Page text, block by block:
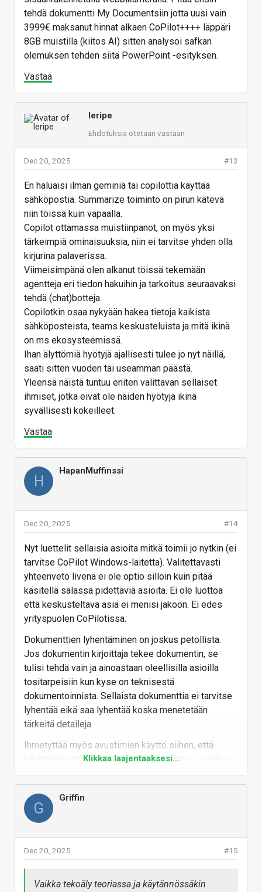
tehdä dokumentti My Documentsiin jotta uusi vain
3999€ maksanut hinnat alkaen CoPilot++++ läppäri
8GB muistilla (kiitos AI) sitten analysoi safkan
olemuksen tehden siitä PowerPoint -esityksen.
Vastaa
leripe
Ehdotuksia otetaan vastaan
#13
Dec 20, 2025
En haluaisi ilman geminiä tai copilottia käyttää
sähköpostia. Summarize toiminto on pirun kätevä
niin töissä kuin vapaalla.
Copilot ottamassa muistiinpanot, on myös yksi
tärkeimpiä ominaisuuksia, niin ei tarvitse yhden olla
kirjurina palaverissa.
Viimeisimpänä olen alkanut töissä tekemään
agentteja eri tiedon hakuihin ja tarkoitus seuraavaksi
tehdä (chat)botteja.
Copilotkin osaa nykyään hakea tietoja kaikista
sähköposteista, teams keskusteluista ja mitä ikinä
on ms ekosysteemissä.
Ihan älyttömiä hyötyjä ajallisesti tulee jo nyt näillä,
saati sitten vuoden tai useamman päästä.
Yleensä näistä tuntuu eniten valittavan sellaiset
ihmiset, jotka eivät ole näiden hyötyjä ikinä
syvällisesti kokeilleet.
Vastaa
H
HapanMuffinssi
#14
Dec 20, 2025
Nyt luettelit sellaisia asioita mitkä toimii jo nytkin (ei
tarvitse CoPilot Windows-laitetta). Valitettavasti
yhteenveto livenä ei ole optio silloin kuin pitää
käsitellä salassa pidettäviä asioita. Ei ole luottoa
että keskusteltava asia ei menisi jakoon. Ei edes
yrityspuolen CoPilotissa.
Dokumenttien lyhentäminen on joskus petollista.
Jos dokumentin kirjoittaja tekee dokumentin, se
tulisi tehdä vain ja ainoastaan oleellisilla asioilla
tositarpeisiin kun kyse on teknisestä
dokumentoinnista. Sellaista dokumenttia ei tarvitse
lyhentää eikä saa lyhentää koska menetetään
tärkeitä detaileja.
Ihmetyttää myös avustimien käyttö siihen, että
käytetään jotain mediaa aivan päin mäntyä. Jaellaan
S-postilla massoittain tiedostoja ja käydään pingis-
otteluita joiden perkaamiseen tarvitsee apuvälineitä.
S-posti ei ole sellaiseen oikea väline kuten
Excelikään ei ole lentosimulaattori (mutta sellainen
Vastaa
Klikkaa laajentaaksesi...
G
Griffin
#15
Dec 20, 2025
Vaikka tekoäly teoriassa ja käytännössäkin